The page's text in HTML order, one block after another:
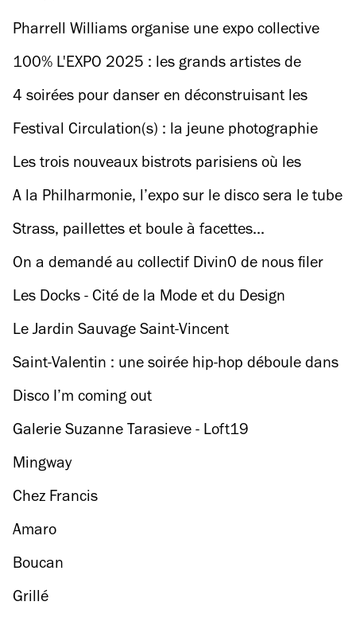
Pharrell Williams organise une expo collective
blockbuster réunissant une quarantaine
d'artistes de très haut vol chez Perrotin
100% L'EXPO 2025 : les grands artistes de
demain débarquent à la Grande Halle de la
Villette (et c’est gratuit !)
4 soirées pour danser en déconstruisant les
codes de la Saint-Valentin
Festival Circulation(s) : la jeune photographie
européenne est de retour au Centquatre
Les trois nouveaux bistrots parisiens où les
cheffes régalent
A la Philharmonie, l’expo sur le disco sera le tube
parisien de 2025 !
Strass, paillettes et boule à facettes...
L'exposition "Disco, I'm Coming Out" débarque à
la Philharmonie
On a demandé au collectif Divin0 de nous filer
sa playlist (100 % reggaeton et perreo) spéciale
Saint-Valentin
Les Docks - Cité de la Mode et du Design
Le Jardin Sauvage Saint-Vincent
Saint-Valentin : une soirée hip-hop déboule dans
une patinoire parisienne
Disco I’m coming out
Galerie Suzanne Tarasieve - Loft19
Mingway
Chez Francis
Amaro
Boucan
Grillé